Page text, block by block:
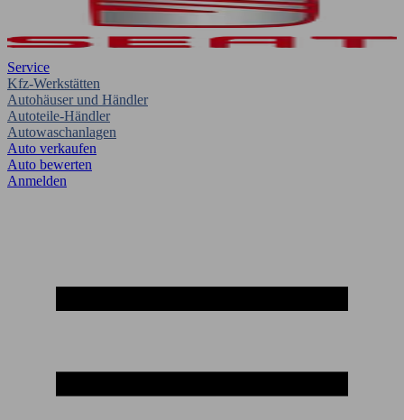
Service
Kfz-Werkstätten
Autohäuser und Händler
Autoteile-Händler
Autowaschanlagen
Auto verkaufen
Auto bewerten
Anmelden